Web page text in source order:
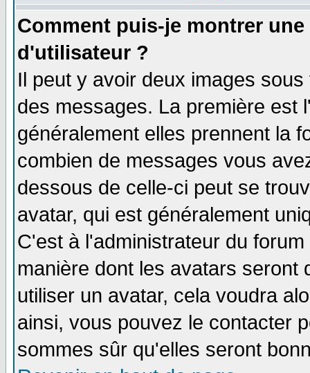
Comment puis-je montrer
d'utilisateur ?
Il peut y avoir deux images
des messages. La première est
généralement elles prennent la
combien de messages vous
dessous de celle-ci peut se
avatar, qui est généralement
C'est à l'administrateur du
manière dont les avatars seront
utiliser un avatar, cela voudra
ainsi, vous pouvez le contacter
sommes sûr qu'elles seront